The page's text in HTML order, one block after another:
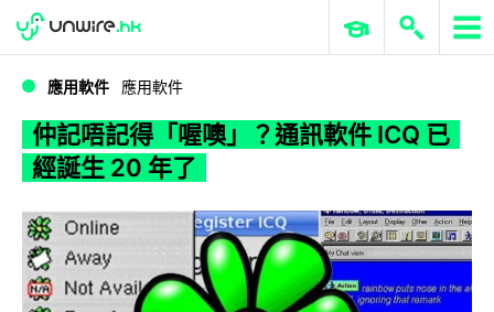
WWDC 2026 ERP 與商業 AI
應用軟件 應用軟件
仲記唔記得「喔噢」？通訊軟件 ICQ 已
經誕生 20 年了